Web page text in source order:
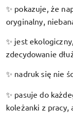
✨ pokazuje, że
oryginalny,
✨ jest
zdecydowanie
✨ nadruk się nie
✨ pasuje do
koleżanki z pracy,